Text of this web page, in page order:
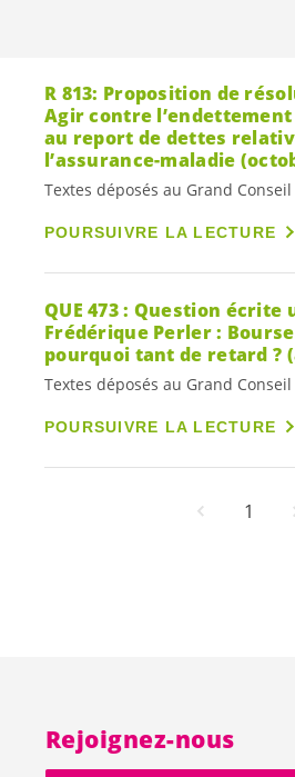
R 813: Proposition de
Agir contre l’endettement
au report de dettes
l’assurance-maladie
Textes déposés au Grand Conseil
POURSUIVRE LA LECTURE
QUE 473 : Question écrite
Frédérique Perler :
pourquoi tant de retard ?
Textes déposés au Grand Conseil
POURSUIVRE LA LECTURE
1
Rejoignez-nous